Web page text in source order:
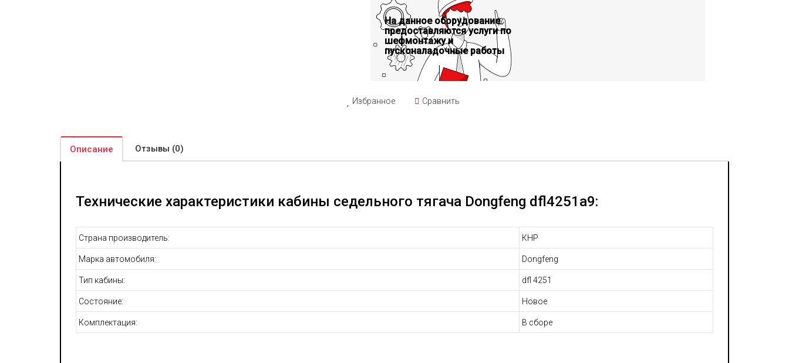
На данное оборудование
предоставляются услуги по
шефмонтажу и
пусконаладочные работы
Избранное Сравнить
Описание Отзывы (0)
Технические характеристики кабины седельного тягача Dongfeng dfl4251a9:
Страна производитель: КНР
Марка автомобиля: Dongfeng
Тип кабины: dfl 4251
Состояние: Новое
Комплектация: В сборе